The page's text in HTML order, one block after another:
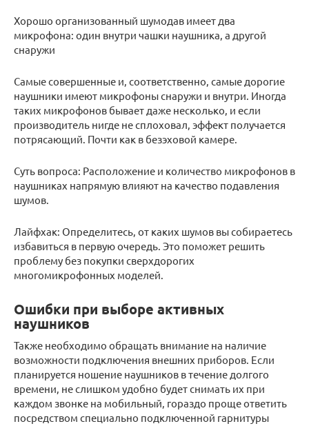
Хорошо организованный шумодав имеет два
микрофона: один внутри чашки наушника, а другой
снаружи
Самые совершенные и, соответственно, самые дорогие
наушники имеют микрофоны снаружи и внутри. Иногда
таких микрофонов бывает даже несколько, и если
производитель нигде не сплоховал, эффект получается
потрясающий. Почти как в безэховой камере.
Суть вопроса: Расположение и количество микрофонов в
наушниках напрямую влияют на качество подавления
шумов.
Лайфхак: Определитесь, от каких шумов вы собираетесь
избавиться в первую очередь. Это поможет решить
проблему без покупки сверхдорогих
многомикрофонных моделей.
Ошибки при выборе активных
наушников
Также необходимо обращать внимание на наличие
возможности подключения внешних приборов. Если
планируется ношение наушников в течение долгого
времени, не слишком удобно будет снимать их при
каждом звонке на мобильный, гораздо проще ответить
посредством специально подключенной гарнитуры